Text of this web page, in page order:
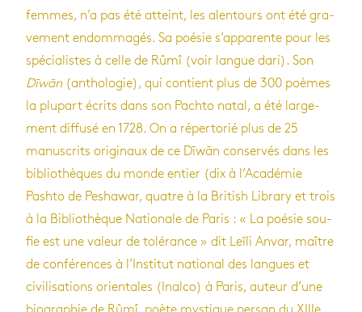
femmes, n’a pas été atteint, les alen­tours ont été gra­
ve­ment endom­ma­gés. Sa poé­sie s’ap­pa­rente pour les
spé­cia­listes à celle de Rûmî (voir langue dari). Son
Dīwān(antho­lo­gie), qui contient plus de 300 poèmes
la plu­part écrits dans son Pachto natal, a été lar­ge­
ment dif­fusé en 1728. On a réper­to­rié plus de 25
manus­crits ori­gi­naux de ce Dīwān conser­vés dans les
biblio­thèques du monde entier (dix à l’Aca­dé­mie
Pashto de Pesha­war, quatre à la Bri­tish Library et trois
à la Biblio­thèque Natio­nale de Paris : « La poé­sie sou­
fie est une valeur de tolé­rance » dit Leïli Anvar, maître
de confé­rences à l’Ins­ti­tut natio­nal des langues et
civi­li­sa­tions orien­tales (Inalco) à Paris, auteur d’une